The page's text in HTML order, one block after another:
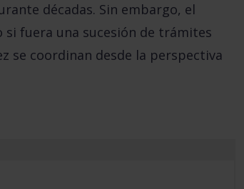
décadas. Sin embargo, el
fuera una sucesión de trámites
se coordinan desde la perspectiva